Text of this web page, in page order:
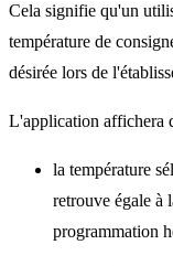
Cela signifie qu'un
température de
désirée lors de
L'application affichera
la température
retrouve égale à
programmation